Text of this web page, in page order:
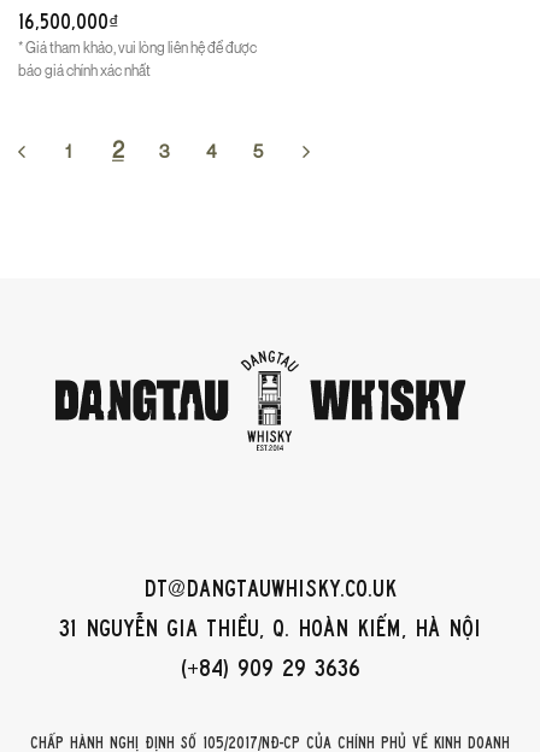
16,500,000₫
* Giá tham khảo, vui lòng liên hệ để được
báo giá chính xác nhất
1 2 3 4 5
dt@dangtauwhisky.co.uk
31 Nguyễn Gia Thiều, Q. Hoàn Kiếm, Hà Nội
(+84) 909 29 3636
Chấp hành Nghị định số 105/2017/NĐ-CP của Chính phủ về kinh doanh